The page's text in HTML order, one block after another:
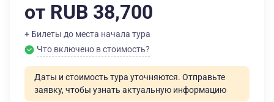
от RUB 38,700
+ Билеты до места начала тура
Что включено в стоимость?
Даты и стоимость тура уточняются. Отправьте
заявку, чтобы узнать актуальную информацию